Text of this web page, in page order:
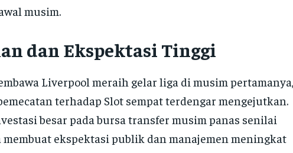
musim.
dan Ekspektasi Tinggi
Liverpool meraih gelar liga di musim pertamanya,
terhadap Slot sempat terdengar mengejutkan.
besar pada bursa transfer musim panas senilai
membuat ekspektasi publik dan manajemen meningkat